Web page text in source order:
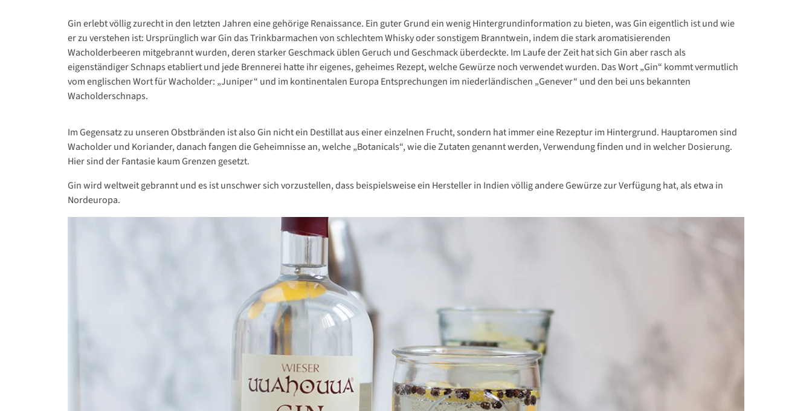
Gin erlebt völlig zurecht in den letzten Jahren eine gehörige Renaissance. Ein guter Grund ein wenig Hintergrundinformation zu bieten, was Gin eigentlich ist und wie
er zu verstehen ist: Ursprünglich war Gin das Trinkbarmachen von schlechtem Whisky oder sonstigem Branntwein, indem die stark aromatisierenden
Wacholderbeeren mitgebrannt wurden, deren starker Geschmack üblen Geruch und Geschmack überdeckte. Im Laufe der Zeit hat sich Gin aber rasch als
eigenständiger Schnaps etabliert und jede Brennerei hatte ihr eigenes, geheimes Rezept, welche Gewürze noch verwendet wurden. Das Wort „Gin“ kommt vermutlich
vom englischen Wort für Wacholder: „Juniper“ und im kontinentalen Europa Entsprechungen im niederländischen „Genever“ und den bei uns bekannten
Wacholderschnaps.
Im Gegensatz zu unseren Obstbränden ist also Gin nicht ein Destillat aus einer einzelnen Frucht, sondern hat immer eine Rezeptur im Hintergrund. Hauptaromen sind
Wacholder und Koriander, danach fangen die Geheimnisse an, welche „Botanicals“, wie die Zutaten genannt werden, Verwendung finden und in welcher Dosierung.
Hier sind der Fantasie kaum Grenzen gesetzt.
Gin wird weltweit gebrannt und es ist unschwer sich vorzustellen, dass beispielsweise ein Hersteller in Indien völlig andere Gewürze zur Verfügung hat, als etwa in
Nordeuropa.